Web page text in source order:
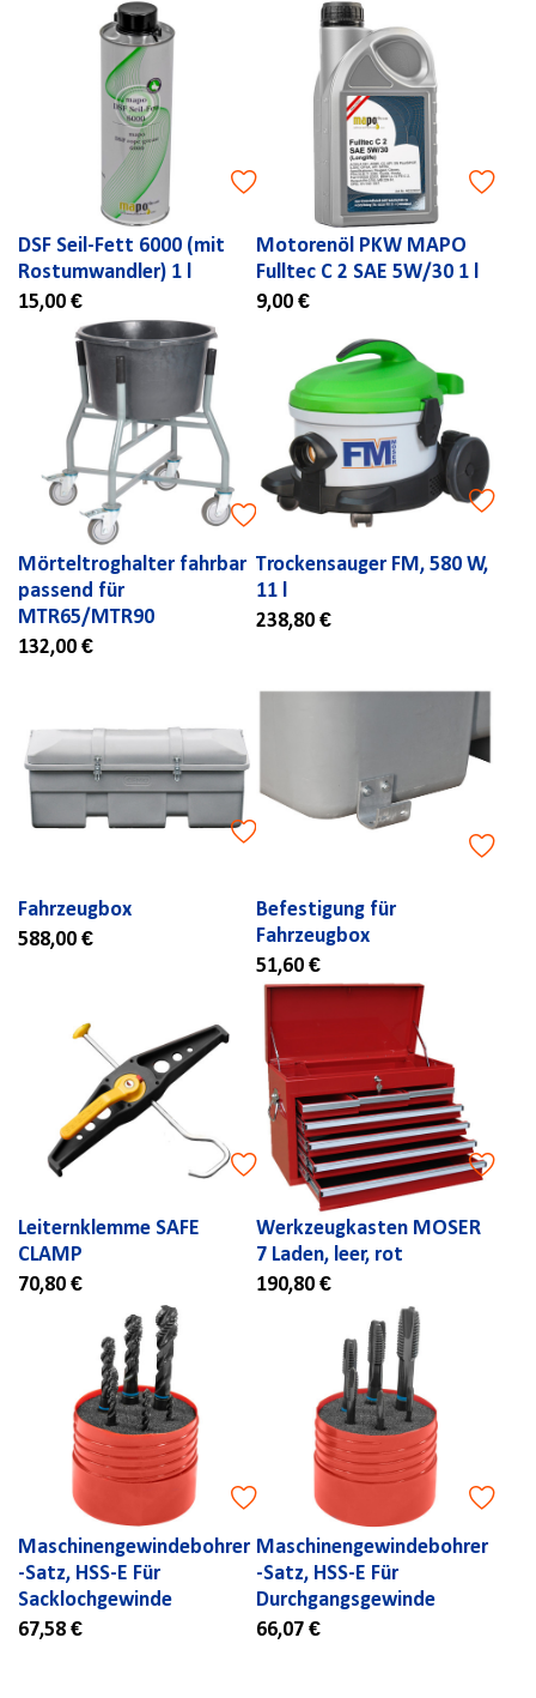
DSF Seil-Fett 6000 (mit
Rostumwandler) 1 l
15,00 €
Motorenöl PKW MAPO
Fulltec C 2 SAE 5W/30 1 l
9,00 €
Mörteltroghalter fahrbar
passend für
MTR65/MTR90
132,00 €
Trockensauger FM, 580 W,
11 l
238,80 €
Fahrzeugbox
588,00 €
Befestigung für
Fahrzeugbox
51,60 €
Leiternklemme SAFE
CLAMP
70,80 €
Werkzeugkasten MOSER
7 Laden, leer, rot
190,80 €
Maschinengewindebohrer
-Satz, HSS-E Für
Sacklochgewinde
67,58 €
Maschinengewindebohrer
-Satz, HSS-E Für
Durchgangsgewinde
66,07 €